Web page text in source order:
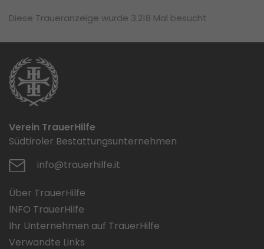
Diese Traueranzeige wurde 3.218 Mal besucht
Verein TrauerHilfe
Südtiroler Bestattungsunternehmen
info@trauerhilfe.it
Über TrauerHilfe
INFO TrauerHilfe
Ihr Unternehmen auf TrauerHilfe
Verwandte Links